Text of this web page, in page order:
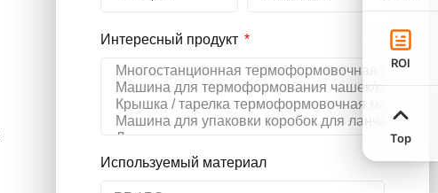
Интересный продукт
Используемый материал
ROI
Top